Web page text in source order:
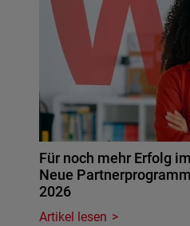
Für noch mehr Erfolg
Neue
2026
Artikel lesen